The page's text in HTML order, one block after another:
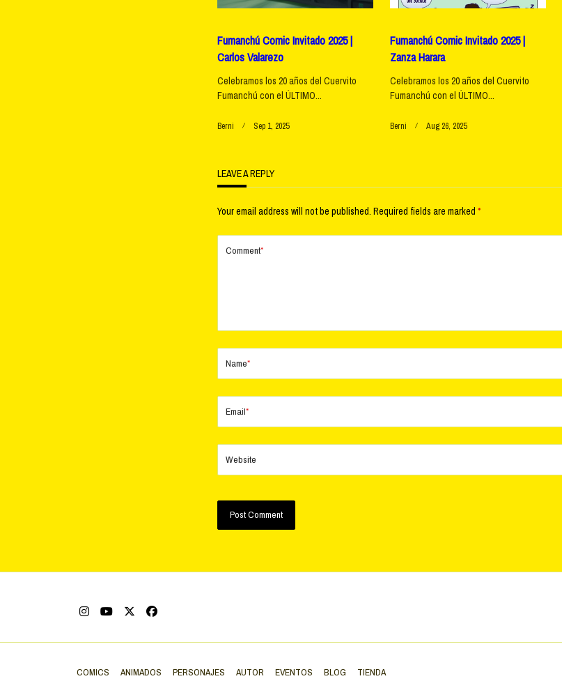
Fumanchú Comic Invitado 2025 |
Carlos Valarezo
Celebramos los 20 años del Cuervito
Fumanchú con el ÚLTIMO...
Berni Sep 1, 2025
Fumanchú Comic Invitado 2025 |
Zanza Harara
Celebramos los 20 años del Cuervito
Fumanchú con el ÚLTIMO...
Berni Aug 26, 2025
LEAVE A REPLY
Your email address will not be published. Required fields are marked *
Comment*
Name*
Email*
Website
COMICS ANIMADOS PERSONAJES AUTOR EVENTOS BLOG TIENDA